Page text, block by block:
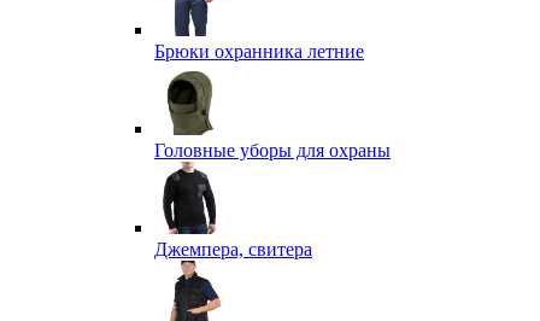
Брюки охранника летние
Головные уборы для охраны
Джемпера, свитера